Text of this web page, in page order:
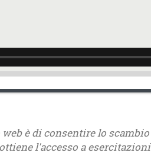
è di consentire lo
l'accesso a